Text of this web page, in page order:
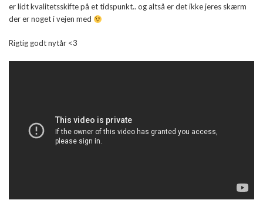
er lidt kvalitetsskifte på et tidspunkt.. og altså er det ikke jeres skærm
der er noget i vejen med
Rigtig godt nytår <3